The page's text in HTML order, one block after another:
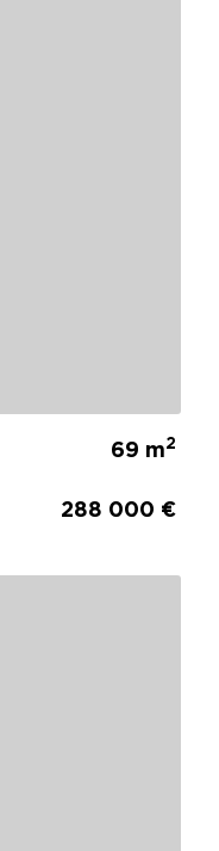
69 m2
288 000 €